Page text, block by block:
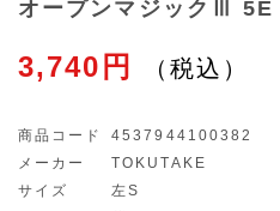
オープンマジックⅢ
3,740円
商品コード
4537944100382
メーカー
TOKUTAKE
サイズ
左S